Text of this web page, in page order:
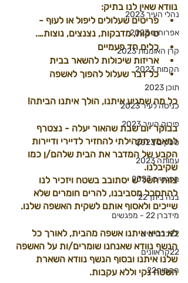
נהלי העיר 2023
אפרוחים 2023
קרן האומנות 2023
הקמות 2023
תוכן 2023
כניסה לעיר 2023
פירוק העיר 2023
ספקים 2023
עמותה 2023
מפגשים 2023
בנה ביתך22
מידברן 22 - מפגשים
22כרטיסים
22קראוונים
הקמות22
נוודא שאין לנו בתיק:
פריטים שעלולים ליפול או לעוף -
טיקות, מדבקות, נצנצים, נוצות….
כלים חד פעמיים
אריזות שיכולות להשאר בבית
כל דבר שעלול להפוך לאשפה
כל מה שמגיע איתנו, הולך איתנו הביתה!
בבוקר יום שבת שהאור יעלה - נצטרף
למאמץ הקהילתי להחזיר לדיירי ודיירות
הקבע של המדבר את הבית שלהם/ן כמו
שקיבלנו.
צוות חשל"ש יסתובב בשטח ויזכיר לנו
להתסכל מסביבנו, להרים חומרים שלא
שייכים ולאסוף אותם לשקית האשפה שלנו.
לא נביא איתנו אשפה מהבית, לאורך כל
הנשף נוודא שאנחנו שומרים/ות על האשפה
שלנו איתנו ובסוף הנשף נוודא השארת
השטח נקי וללא עקבות.